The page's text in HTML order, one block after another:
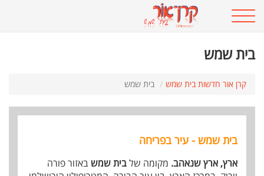
בית שמש
קרן אור חדשות בית שמש בית שמש
בית שמש - עיר בפריחה
ארץ, ארץ שנאהב. מקומה שלבית שמשבאזור פורה